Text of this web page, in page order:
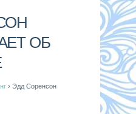
ОБ
› Эдд Соренсон